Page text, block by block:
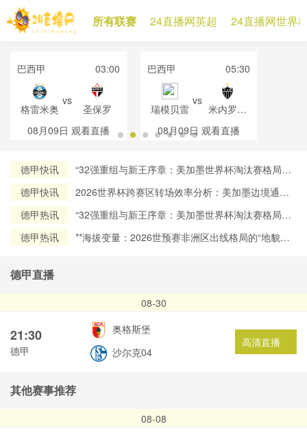
所有联赛 24直播网英超 24直播网世界
巴西甲 03:00
格雷米奥
vs
圣保罗
08月09日 观看直播
巴西甲 05:30
瑞模贝雷
vs
米内罗竞
技
08月09日 观看直播
德甲快讯
“32强重组与新王序章：美加墨世界杯淘汰赛格局再
德甲快讯
2026世界杯跨赛区转场效率分析：美加墨边境通关
德甲热讯
“32强重组与新王序章：美加墨世界杯淘汰赛格局再
德甲热讯
**海拔变量：2026世预赛非洲区出线格局的“地貌暗
德甲直播
08-30
21:30
德甲
奥格斯堡
沙尔克04
高清直播
其他赛事推荐
08-08